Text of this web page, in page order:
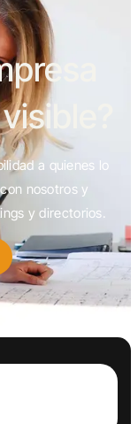
a quienes lo
nosotros y
y directorios.